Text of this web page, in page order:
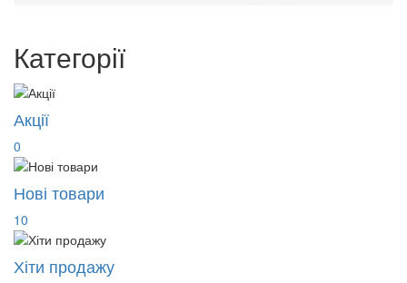
Категорії
Акції
0
Нові товари
10
Хіти продажу